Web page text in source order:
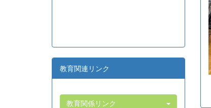
教育関連リンク
教育関係リンク